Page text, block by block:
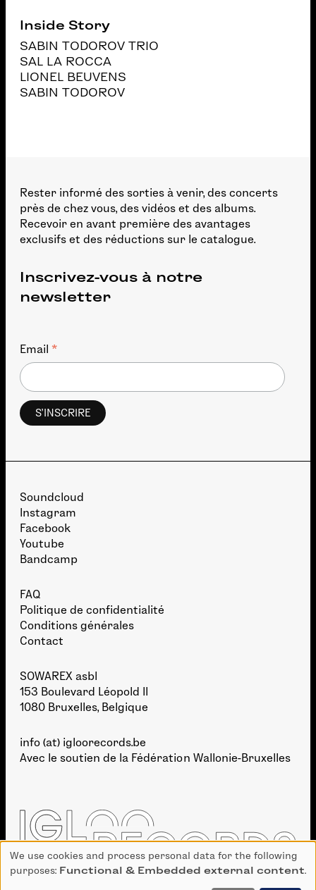
Inside Story
SABIN TODOROV TRIO
SAL LA ROCCA
LIONEL BEUVENS
SABIN TODOROV
Rester informé des sorties à venir, des concerts
près de chez vous, des vidéos et des albums.
Recevoir en avant première des avantages
exclusifs et des réductions sur le catalogue.
Inscrivez-vous à notre
newsletter
Email *
Soundcloud
Instagram
Facebook
Youtube
Bandcamp
FAQ
Politique de confidentialité
Conditions générales
Contact
SOWAREX asbl
153 Boulevard Léopold II
1080 Bruxelles, Belgique
info (at) igloorecords.be
Avec le soutien de la Fédération Wallonie-Bruxelles
Use
of
We use cookies and process personal data for the following
purposes: Functional & Embedded external content.